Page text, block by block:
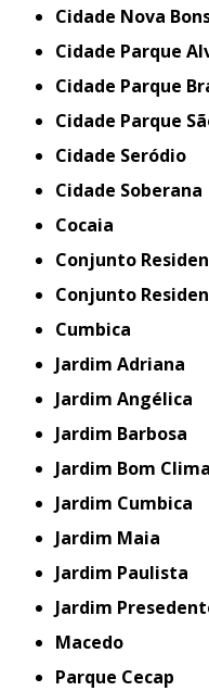
Cidade Nova
Cidade Parque
Cidade Parque
Cidade Parque
Cidade Seródio
Cidade Soberana
Cocaia
Conjunto
Conjunto
Cumbica
Jardim Adriana
Jardim Angélica
Jardim Barbosa
Jardim Bom Clima
Jardim Cumbica
Jardim Maia
Jardim Paulista
Jardim
Macedo
Parque Cecap